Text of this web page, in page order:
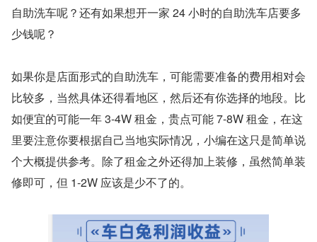
自助洗车呢？还有如果想开一家 24 小时的自助洗车店要多
少钱呢？
如果你是店面形式的自助洗车，可能需要准备的费用相对会
比较多，当然具体还得看地区，然后还有你选择的地段。比
如便宜的可能一年 3-4W 租金，贵点可能 7-8W 租金，在这
里要注意你要根据自己当地实际情况，小编在这只是简单说
个大概提供参考。除了租金之外还得加上装修，虽然简单装
修即可，但 1-2W 应该是少不了的。